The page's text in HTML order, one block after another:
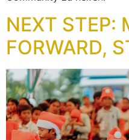
NEXT STEP:
FORWARD,